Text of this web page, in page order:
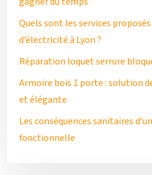
Quels sont les services
d’électricité à Lyon ?
Réparation loquet serrure
Armoire bois 1 porte : solution
et élégante
Les conséquences sanitaires
fonctionnelle